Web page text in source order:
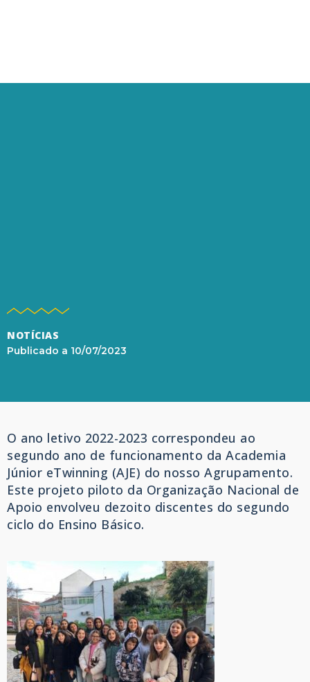
NOTÍCIAS
Publicado a 10/07/2023
O ano letivo 2022-2023 correspondeu ao
segundo ano de funcionamento da Academia
Júnior eTwinning (AJE) do nosso Agrupamento.
Este projeto piloto da Organização Nacional de
Apoio envolveu dezoito discentes do segundo
ciclo do Ensino Básico.